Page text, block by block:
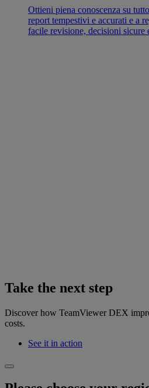
Ottieni piena conoscenza su
report tempestivi e accurati e a
facile revisione, decisioni sicure
Take the next step
Discover how TeamViewer DEX
costs.
See it in action